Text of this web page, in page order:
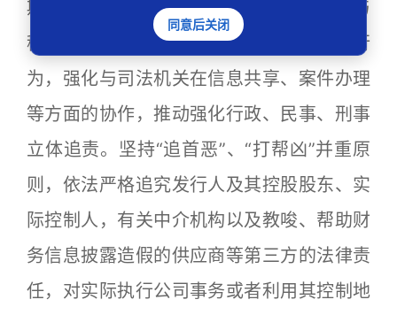
欺诈发行和持续信息披露造假的日常监管与
稽查处罚力度，从严从快查处各类造假行
为，强化与司法机关在信息共享、案件办理
等方面的协作，推动强化行政、民事、刑事
立体追责。坚持“追首恶”、“打帮凶”并重原
则，依法严格追究发行人及其控股股东、实
际控制人，有关中介机构以及教唆、帮助财
务信息披露造假的供应商等第三方的法律责
任，对实际执行公司事务或者利用其控制地
同意后关闭